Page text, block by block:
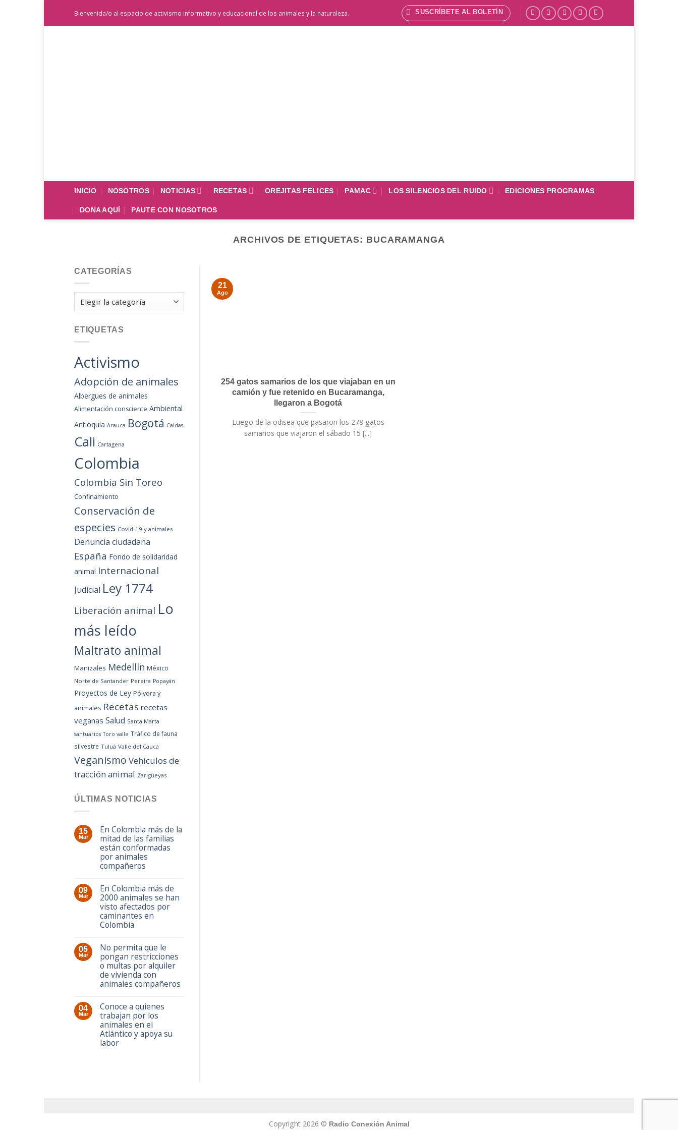
Bienvenida/o al espacio de activismo informativo y educacional de los animales y la naturaleza. SUSCRÍBETE AL BOLETÍN
INICIO NOSOTROS NOTICIAS RECETAS OREJITAS FELICES PAMAC LOS SILENCIOS DEL RUIDO EDICIONES PROGRAMAS
DONA AQUÍ PAUTE CON NOSOTROS
ARCHIVOS DE ETIQUETAS: BUCARAMANGA
CATEGORÍAS
ETIQUETAS
Activismo
Adopción de animales
Albergues de animales
Alimentación consciente Ambiental
Antioquia Arauca Bogotá Caldas
Cali Cartagena
Colombia
Colombia Sin Toreo
Confinamiento
Conservación de
especies Covid-19 y animales
Denuncia ciudadana
España Fondo de solidaridad
animal Internacional
Judicial Ley 1774
Liberación animal Lo
más leído
Maltrato animal
Manizales Medellín México
Norte de Santander Pereira Popayán
Proyectos de Ley Pólvora y
animales Recetas recetas
veganas Salud Santa Marta
santuarios Toro valle Tráfico de fauna
silvestre Tuluá Valle del Cauca
Veganismo Vehículos de
tracción animal Zarigüeyas
ÚLTIMAS NOTICIAS
15
Mar
En Colombia más de la
mitad de las familias
están conformadas
por animales
compañeros
09
Mar
En Colombia más de
2000 animales se han
visto afectados por
caminantes en
Colombia
05
Mar
No permita que le
pongan restricciones
o multas por alquiler
de vivienda con
animales compañeros
04
Mar
Conoce a quienes
trabajan por los
animales en el
Atlántico y apoya su
labor
254 gatos samarios de los que viajaban en un
camión y fue retenido en Bucaramanga,
llegaron a Bogotá
Luego de la odisea que pasaron los 278 gatos
samarios que viajaron el sábado 15 [...]
21
Ago
Copyright 2026 © Radio Conexión Animal